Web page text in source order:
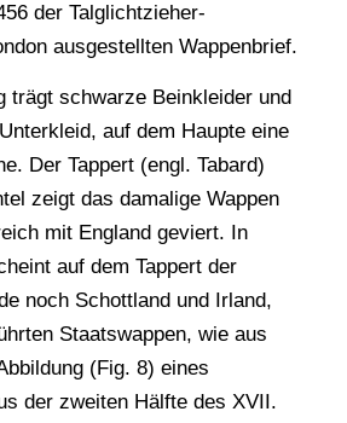
der Talglichtzieher-
ausgestellten Wappenbrief.
trägt schwarze Beinkleider und
auf dem Haupte eine
Der Tappert (engl. Tabard)
zeigt das damalige Wappen
mit England geviert. In
auf dem Tappert der
noch Schottland und Irland,
Staatswappen, wie aus
(Fig. 8) eines
der zweiten Hälfte des XVII.